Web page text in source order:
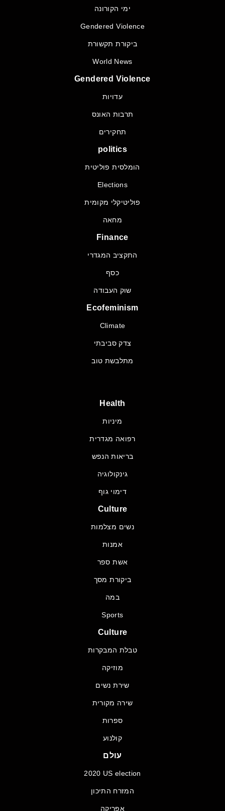
ימי הקורונה
Gendered Violence
ביקורת תקשורת
World News
Gendered Violence
עדויות
תרבות האונס
תחקירים
politics
הומלסית פוליטית
Elections
פוליטיקלי מקומית
מחאה
Finance
התקציב המגדרי
כסף
שוק העבודה
Ecofeminism
Climate
צדק סביבתי
מתלבשת טוב
Health
מיניות
רפואה מגדרית
בריאות הנפש
גינקולוגיה
דימוי גוף
Culture
נשים מצלמות
אמנות
אשת ספר
ביקורת מסך
במה
Sports
Culture
טבלת המבקרות
מוזיקה
שירת נשים
שירה מקורית
ספרות
קולנוע
עולם
2020 US election
המזרח התיכון
אפריקה